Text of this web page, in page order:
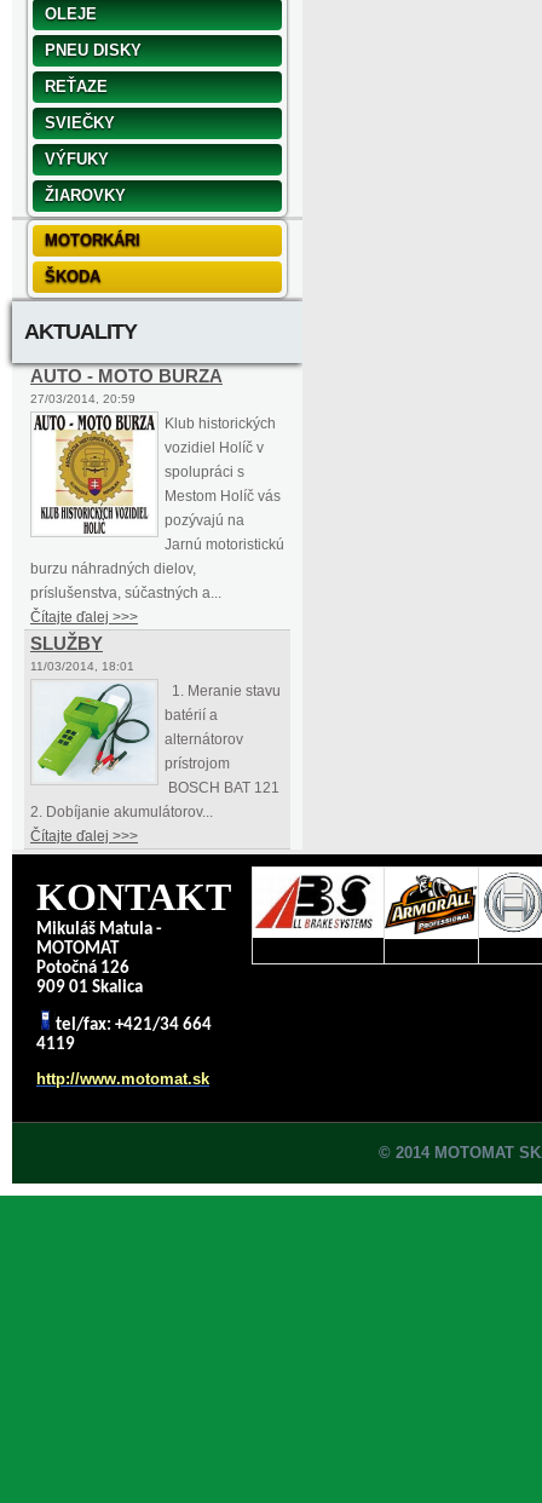
OLEJE
PNEU DISKY
REŤAZE
SVIEČKY
VÝFUKY
ŽIAROVKY
MOTORKÁRI
ŠKODA
AKTUALITY
AUTO - MOTO BURZA
27/03/2014, 20:59
Klub historických
vozidiel Holíč v
spolupráci s
Mestom Holíč vás
pozývajú na
Jarnú motoristickú
burzu náhradných dielov,
príslušenstva, súčastných a...
Čítajte ďalej >>>
SLUŽBY
11/03/2014, 18:01
1. Meranie stavu
batérií a
alternátorov
prístrojom
BOSCH BAT 121
2. Dobíjanie akumulátorov...
Čítajte ďalej >>>
KONTAKT
Mikuláš Matula -
MOTOMAT
Potočná 126
909 01 Skalica
tel/fax: +421/34 664
4119
http://www.motomat.sk
© 2014